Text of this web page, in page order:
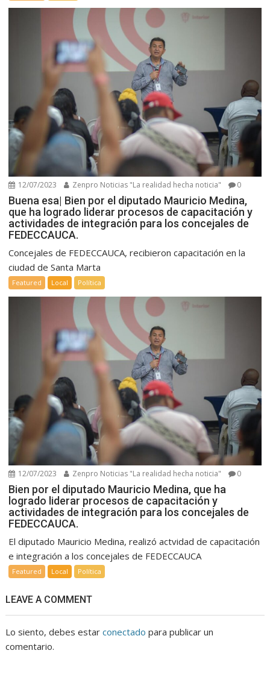
12/07/2023 Zenpro Noticias "La realidad hecha noticia" 0
Buena esa| Bien por el diputado Mauricio Medina,
que ha logrado liderar procesos de capacitación y
actividades de integración para los concejales de
FEDECCAUCA.
Concejales de FEDECCAUCA, recibieron capacitación en la
ciudad de Santa Marta
Featured Local Política
12/07/2023 Zenpro Noticias "La realidad hecha noticia" 0
Bien por el diputado Mauricio Medina, que ha
logrado liderar procesos de capacitación y
actividades de integración para los concejales de
FEDECCAUCA.
El diputado Mauricio Medina, realizó actvidad de capacitación
e integración a los concejales de FEDECCAUCA
Featured Local Política
LEAVE A COMMENT
Lo siento, debes estarconectado para publicar un
comentario.